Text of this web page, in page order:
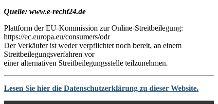
Quelle: www.e-recht24.de
Plattform der EU-Kommission zur Online-Streitbeilegung:
https://ec.europa.eu/consumers/odr
Der Verkäufer ist weder verpflichtet noch bereit, an einem
Streitbeilegungsverfahren vor
einer alternativen Streitbeilegungsstelle teilzunehmen.
Lesen Sie hier die Datenschutzerklärung zu dieser Website.